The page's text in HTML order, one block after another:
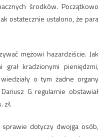
środków. Początkowo
ostatecznie ustalono, że para
mężowi hazardziście. Jak
grał kradzionymi pieniędzmi,
o tym żadne organy
G regularnie obstawiał
zł.
sprawie dotyczy dwojga osób,